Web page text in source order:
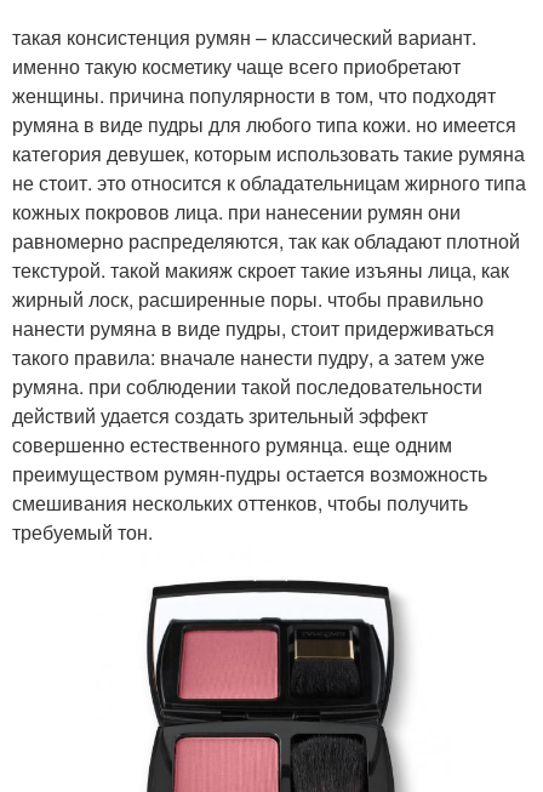
такая консистенция румян – классический вариант.
именно такую косметику чаще всего приобретают
женщины. причина популярности в том, что подходят
румяна в виде пудры для любого типа кожи. но имеется
категория девушек, которым использовать такие румяна
не стоит. это относится к обладательницам жирного типа
кожных покровов лица. при нанесении румян они
равномерно распределяются, так как обладают плотной
текстурой. такой макияж скроет такие изъяны лица, как
жирный лоск, расширенные поры. чтобы правильно
нанести румяна в виде пудры, стоит придерживаться
такого правила: вначале нанести пудру, а затем уже
румяна. при соблюдении такой последовательности
действий удается создать зрительный эффект
совершенно естественного румянца. еще одним
преимуществом румян-пудры остается возможность
смешивания нескольких оттенков, чтобы получить
требуемый тон.